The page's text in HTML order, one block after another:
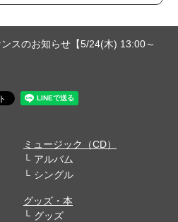
ンスのお知らせ【5/24(木) 13:00～
ミュージック（CD）
アルバム
シングル
グッズ・本
グッズ